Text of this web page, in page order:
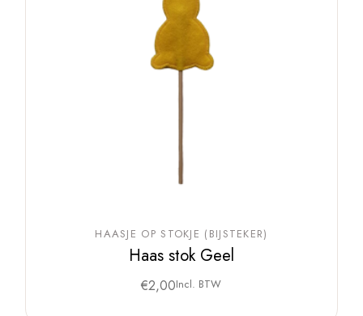
HAASJE OP STOKJE (BIJSTEKER)
Haas stok Geel
€2,00Incl. BTW